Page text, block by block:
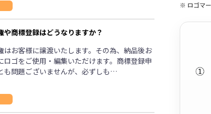
や商標登録はどうなりますか？
はお客様に譲渡いたします。その為、納品後お
ロゴをご使用・編集いただけます。商標登録申
も問題ございませんが、必ずしも…
※ ロゴマ